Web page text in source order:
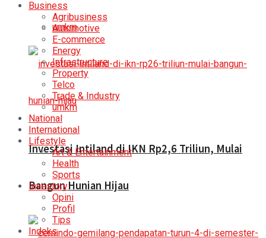
umkm
Investasi Intiland di IKN Rp2,6 Triliun, Mulai
Bangun Hunian Hijau
Business
Agribusiness
Automotive
E-commerce
Energy
Infrastructure
Property
Telco
Trade & Industry
umkm
National
International
Lifestyle
Art & Entertainment
Health
Sports
Investory
Opini
Profil
Tips
Indeks